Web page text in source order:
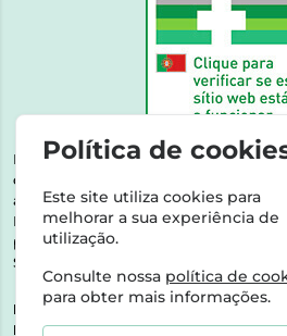
Esta farmácia encontra-se autorizada
dispensa de medicamentos e
através da internet. Medicamentos |
MSRM, MNSRM, MSRMV ou
podem ser entregues nos seguintes
Sesimbra, Oeiras e Lisboa.
Direção Técnica:
Dra. Raquel
NIPC:513064133 | ASPAS E NÚMEROS
Política de
Este site utiliza cookies para
melhorar a sua experiência de
utilização.
Consulte nossa política de
para obter mais informações.